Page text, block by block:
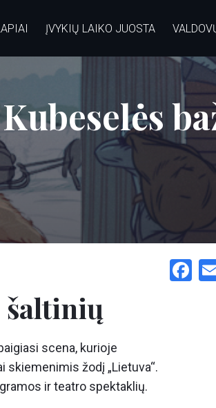
ĮVYKIŲ LAIKO JUOSTA
šaltinių
scena, kurioje
žodį „Lietuva“.
ir teatro spektaklių.